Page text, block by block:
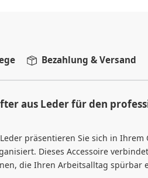
Bezahlung & Versand
aus Leder für den
präsentieren Sie sich in Ihrem
Dieses Accessoire
die Ihren Arbeitsalltag spürbar